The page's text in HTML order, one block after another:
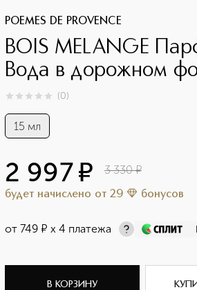
POEMES DE PROVENCE
BOIS MELANGE
Вода в дорожном
0из 0 (0)
15 мл
2 997¤ 3 330 ¤
будет начислено от 29 бонусов
от749 ¤ х 4 платежа
В КОРЗИНУ